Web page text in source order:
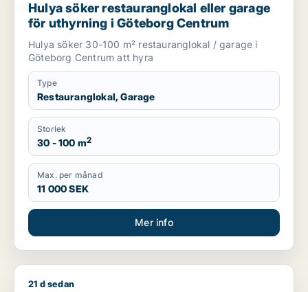
Hulya söker restauranglokal eller garage
för uthyrning i Göteborg Centrum
Hulya söker 30-100 m² restauranglokal / garage i
Göteborg Centrum att hyra
Type
Restauranglokal, Garage
Storlek
30 - 100 m2
Max. per månad
11 000 SEK
Mer info
Jag söker kontor, lager, industrilokal, butik eller garage för
21 d sedan